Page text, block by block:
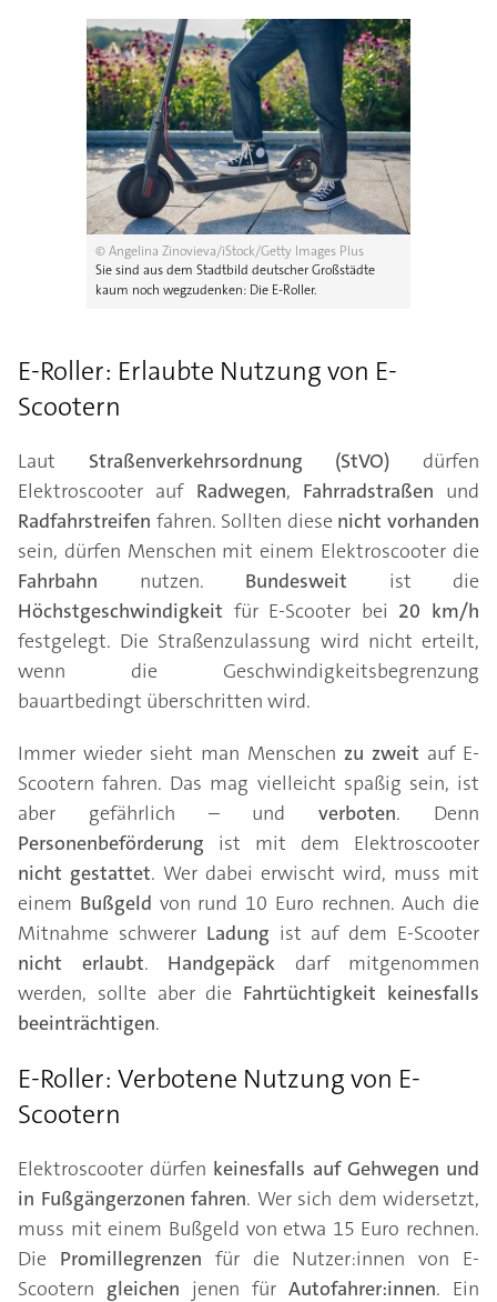
© Angelina Zinovieva/iStock/Getty Images Plus
Sie sind aus dem Stadtbild deutscher Großstädte
kaum noch wegzudenken: Die E-Roller.
E-Roller: Erlaubte Nutzung von E-
Scootern
Laut Straßenverkehrsordnung (StVO) dürfen
Elektroscooter auf Radwegen, Fahrradstraßen und
Radfahrstreifen fahren. Sollten diese nicht vorhanden
sein, dürfen Menschen mit einem Elektroscooter die
Fahrbahn nutzen. Bundesweit ist die
Höchstgeschwindigkeit für E-Scooter bei 20 km/h
festgelegt. Die Straßenzulassung wird nicht erteilt,
wenn die Geschwindigkeitsbegrenzung
bauartbedingt überschritten wird.
Immer wieder sieht man Menschen zu zweit auf E-
Scootern fahren. Das mag vielleicht spaßig sein, ist
aber gefährlich – undverboten. Denn
Personenbeförderung ist mit dem Elektroscooter
nicht gestattet. Wer dabei erwischt wird, muss mit
einem Bußgeld von rund 10 Euro rechnen. Auch die
Mitnahme schwerer Ladung ist auf dem E-Scooter
nicht erlaubt. Handgepäck darf mitgenommen
werden, sollte aber die Fahrtüchtigkeit keinesfalls
beeinträchtigen.
E-Roller: Verbotene Nutzung von E-
Scootern
Elektroscooter dürfen keinesfalls auf Gehwegen und
in Fußgängerzonen fahren. Wer sich dem widersetzt,
muss mit einem Bußgeld von etwa 15 Euro rechnen.
Die Promillegrenzen für die Nutzer:innen von E-
Scootern gleichen jenen für Autofahrer:innen. Ein